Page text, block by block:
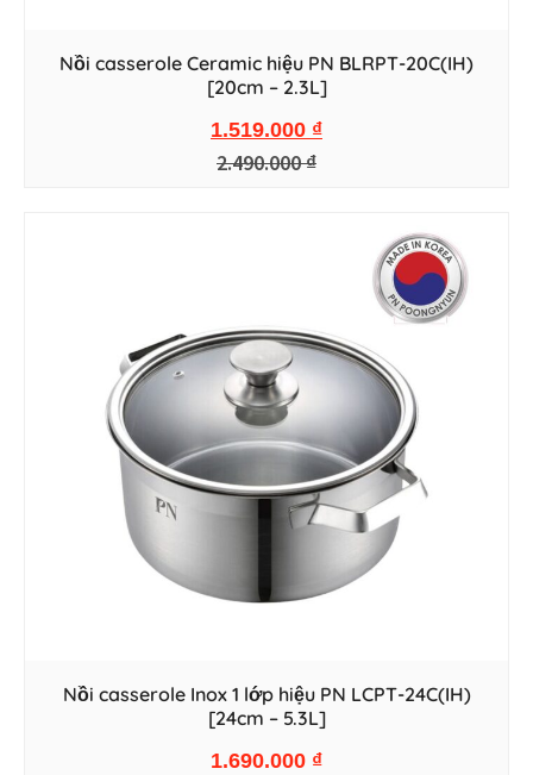
Nồi casserole Ceramic hiệu PN BLRPT-20C(IH)
[20cm – 2.3L]
2.490.000₫
1.519.000 ₫
Nồi casserole Inox 1 lớp hiệu PN LCPT-24C(IH)
[24cm – 5.3L]
1.690.000 ₫